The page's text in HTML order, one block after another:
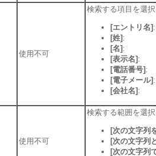
使用不可
検索する項目を選
[エントリ名]
[姓] :
[名] :
[表示名] :
[電話番号] :
[電子メール] :
[会社名] :
使用不可
検索する範囲を選
[次の文字列
[次の文字列
[次の文字列